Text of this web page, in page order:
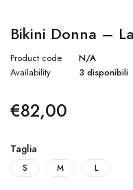
Bikini Donna –
Product code
N/A
Availability
3 disponibili
€82,00
Taglia
S M L